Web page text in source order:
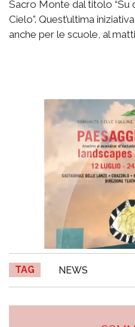
Sacro Monte dal titolo “Su
Cielo”. Quest’ultima
anche per le scuole, al
TAG NEWS